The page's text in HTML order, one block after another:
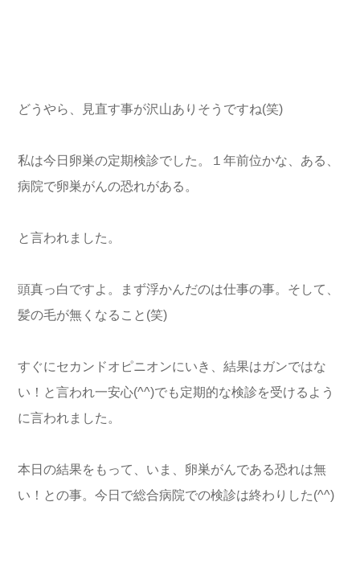
どうやら、見直す事が沢山ありそうですね(笑)
私は今日卵巣の定期検診でした。１年前位かな、ある、
病院で卵巣がんの恐れがある。
と言われました。
頭真っ白ですよ。まず浮かんだのは仕事の事。そして、
髪の毛が無くなること(笑)
すぐにセカンドオピニオンにいき、結果はガンではな
い！と言われ一安心(^^)でも定期的な検診を受けるよう
に言われました。
本日の結果をもって、いま、卵巣がんである恐れは無
い！との事。今日で総合病院での検診は終わりした(^^)